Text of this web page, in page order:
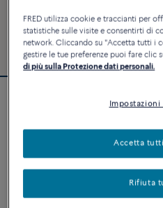
Bracciale Force 10
FRED utilizza cookie e traccianti per
statistiche sulle visite e consentirti di
network. Cliccando su "Accetta tutti i
gestire le tue preferenze puoi fare clic
di più sulla Protezione dati personali.
Impostazioni
Rifiuta
Accetta